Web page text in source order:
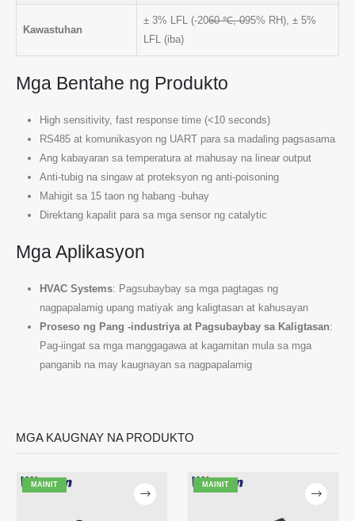
Kawastuhan
± 3% LFL (-2060 ℃, 095% RH), ± 5%
LFL (iba)
Mga Bentahe ng Produkto
High sensitivity, fast response time (<10 seconds)
RS485 at komunikasyon ng UART para sa madaling pagsasama
Ang kabayaran sa temperatura at mahusay na linear output
Anti-tubig na singaw at proteksyon ng anti-poisoning
Mahigit sa 15 taon ng habang -buhay
Direktang kapalit para sa mga sensor ng catalytic
Mga Aplikasyon
HVAC Systems: Pagsubaybay sa mga pagtagas ng
nagpapalamig upang matiyak ang kaligtasan at kahusayan
Proseso ng Pang -industriya at Pagsubaybay sa Kaligtasan:
Pag-iingat sa mga manggagawa at kagamitan mula sa mga
panganib na may kaugnayan sa nagpapalamig
MGA KAUGNAY NA PRODUKTO
MAINIT MAINIT